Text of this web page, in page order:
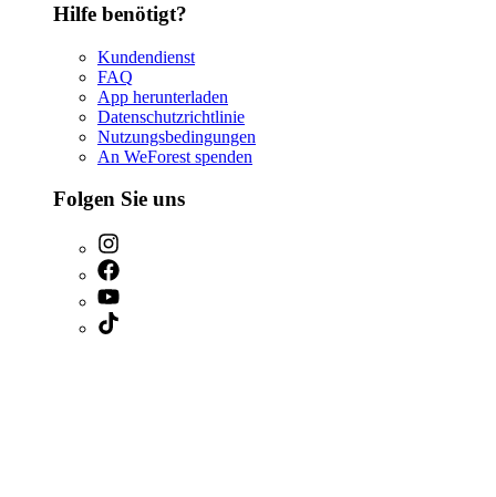
Hilfe benötigt?
Kundendienst
FAQ
App herunterladen
Datenschutzrichtlinie
Nutzungsbedingungen
An WeForest spenden
Folgen Sie uns